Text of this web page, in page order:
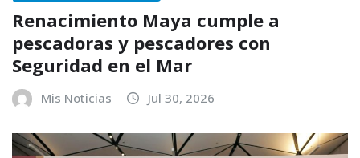
Renacimiento Maya cumple a
pescadoras y pescadores con
Seguridad en el Mar
Mis Noticias Jul 30, 2026